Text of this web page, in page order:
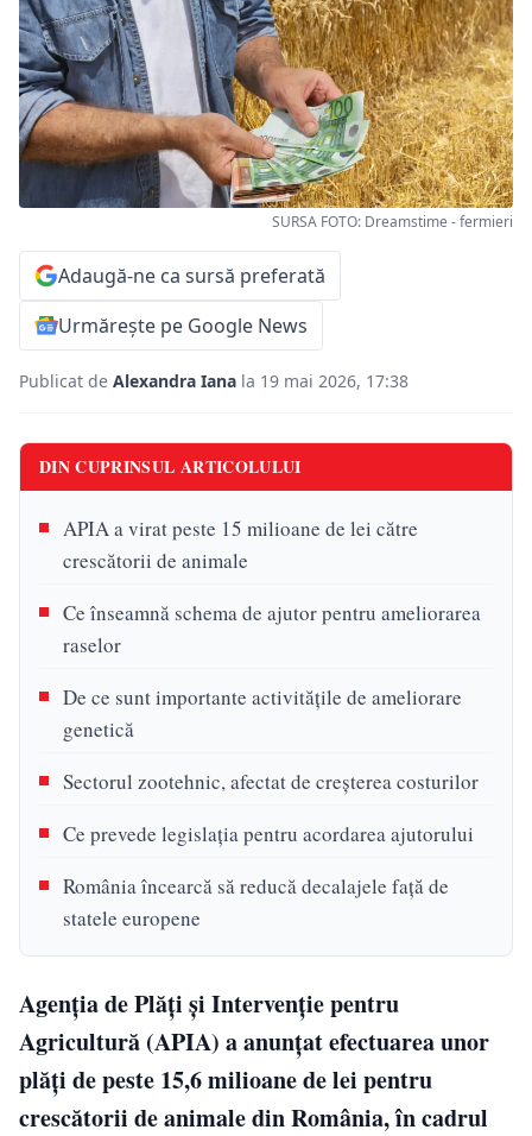
SURSA FOTO: Dreamstime - fermieri
Adaugă-ne ca sursă preferată
Urmărește pe Google News
Publicat de Alexandra Iana la 19 mai 2026, 17:38
DIN CUPRINSUL ARTICOLULUI
APIA a virat peste 15 milioane de lei către
crescătorii de animale
Ce înseamnă schema de ajutor pentru ameliorarea
raselor
De ce sunt importante activitățile de ameliorare
genetică
Sectorul zootehnic, afectat de creșterea costurilor
Ce prevede legislația pentru acordarea ajutorului
România încearcă să reducă decalajele față de
statele europene
Agenția de Plăți și Intervenție pentru
Agricultură (APIA) a anunțat efectuarea unor
plăți de peste 15,6 milioane de lei pentru
crescătorii de animale din România, în cadrul